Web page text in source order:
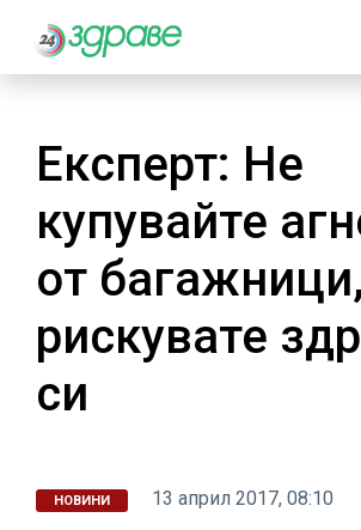
Експерт: Не
купувайте
от багажници,
рискувате
си
НОВИНИ
13 април 2017, 08:10